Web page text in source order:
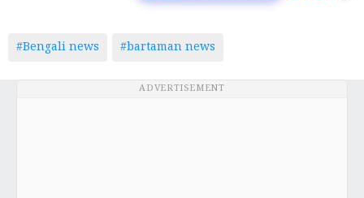
#Bengali news #bartaman news
ADVERTISEMENT